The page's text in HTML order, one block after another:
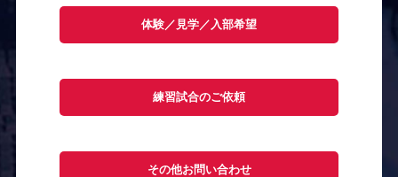
体験／見学／入部希望
練習試合のご依頼
その他お問い合わせ